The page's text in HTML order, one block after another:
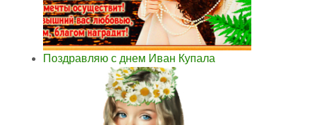
Поздравляю с днем Иван Купала